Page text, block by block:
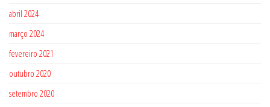
abril 2024
março 2024
fevereiro 2021
outubro 2020
setembro 2020